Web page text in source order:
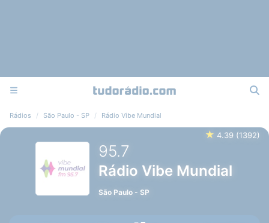
Rádios São Paulo - SP Rádio Vibe Mundial
★ 4.39 (1392)
95.7
Rádio Vibe Mundial
São Paulo -SP